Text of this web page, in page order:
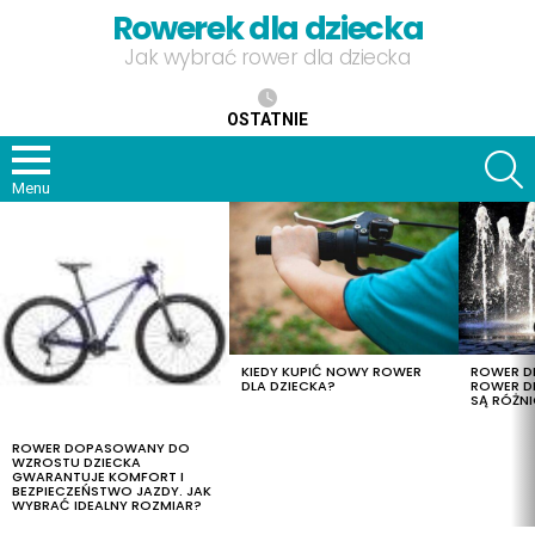
Rowerek dla dziecka
Jak wybrać rower dla dziecka
OSTATNIE
Menu
ROWER DOPASOWANY DO
WZROSTU DZIECKA
GWARANTUJE KOMFORT I
BEZPIECZEŃSTWO JAZDY. JAK
WYBRAĆ IDEALNY ROZMIAR?
KIEDY KUPIĆ NOWY ROWER
DLA DZIECKA?
ROWER
ROWER
SĄ